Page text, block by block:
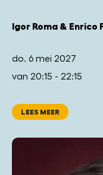
Igor Roma & Enrico
do. 6 mei 2027
van 20:15 - 22:15
LEES MEER